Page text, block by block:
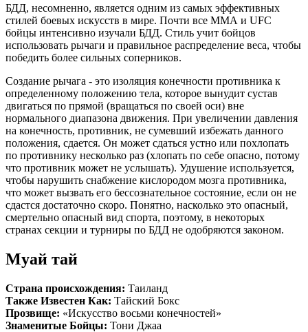
БДД, несомненно, является одним из самых эффективных
стилей боевых искусств в мире. Почти все ММА и UFC
бойцы интенсивно изучали БДД. Стиль учит бойцов
использовать рычаги и правильное распределение веса, чтобы
победить более сильных соперников.
Создание рычага - это изоляция конечности противника к
определенному положению тела, которое вынудит сустав
двигаться по прямой (вращаться по своей оси) вне
нормального диапазона движения. При увеличении давления
на конечность, противник, не сумевший избежать данного
положения, сдается. Он может сдаться устно или похлопать
по противнику несколько раз (хлопать по себе опасно, потому
что противник может не услышать). Удушение используется,
чтобы нарушить снабжение кислородом мозга противника,
что может вызвать его бессознательное состояние, если он не
сдастся достаточно скоро. Понятно, насколько это опасный,
смертельно опасный вид спорта, поэтому, в некоторых
странах секции и турниры по БДД не одобряются законом.
Муай тай
Страна происхождения: Таиланд
Также Известен Как: Тайский Бокс
Прозвище: «Искусство восьми конечностей»
Знаменитые Бойцы: Тони Джаа